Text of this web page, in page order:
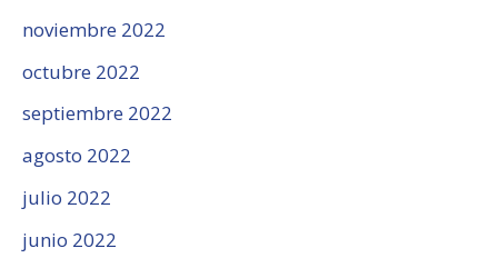
noviembre 2022
octubre 2022
septiembre 2022
agosto 2022
julio 2022
junio 2022